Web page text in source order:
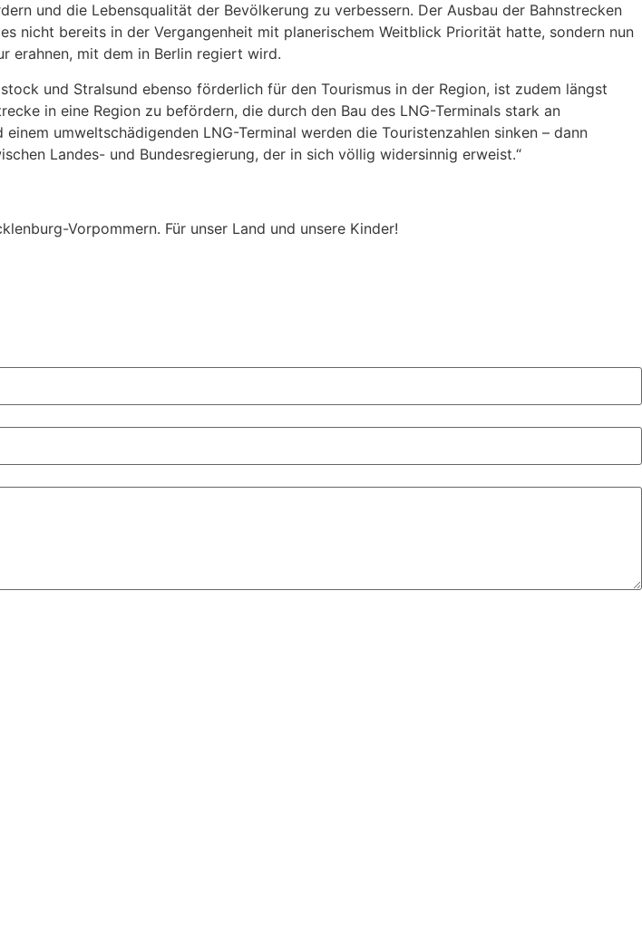
und die Lebensqualität der Bevölkerung zu verbessern. Der Ausbau der Bahnstrecken
nicht bereits in der Vergangenheit mit planerischem Weitblick Priorität hatte, sondern nun
erahnen, mit dem in Berlin regiert wird.
und Stralsund ebenso förderlich für den Tourismus in der Region, ist zudem längst
in eine Region zu befördern, die durch den Bau des LNG-Terminals stark an
umweltschädigenden LNG-Terminal werden die Touristenzahlen sinken – dann
Landes- und Bundesregierung, der in sich völlig widersinnig erweist.“
Vorpommern. Für unser Land und unsere Kinder!